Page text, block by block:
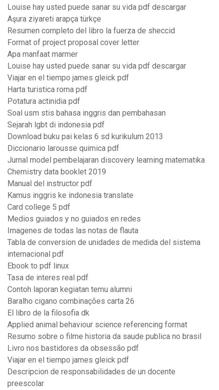
Louise hay usted puede sanar su vida pdf descargar
Aşura ziyareti arapça türkçe
Resumen completo del libro la fuerza de sheccid
Format of project proposal cover letter
Apa manfaat marmer
Louise hay usted puede sanar su vida pdf descargar
Viajar en el tiempo james gleick pdf
Harta turistica roma pdf
Potatura actinidia pdf
Soal usm stis bahasa inggris dan pembahasan
Sejarah lgbt di indonesia pdf
Download buku pai kelas 6 sd kurikulum 2013
Diccionario larousse quimica pdf
Jurnal model pembelajaran discovery learning matematika
Chemistry data booklet 2019
Manual del instructor pdf
Kamus inggris ke indonesia translate
Card college 5 pdf
Medios guiados y no guiados en redes
Imagenes de todas las notas de flauta
Tabla de conversion de unidades de medida del sistema
internacional pdf
Ebook to pdf linux
Tasa de interes real pdf
Contoh laporan kegiatan temu alumni
Baralho cigano combinações carta 26
El libro de la filosofia dk
Applied animal behaviour science referencing format
Resumo sobre o filme historia da saude publica no brasil
Livro nos bastidores da obsessão pdf
Viajar en el tiempo james gleick pdf
Descripcion de responsabilidades de un docente
preescolar